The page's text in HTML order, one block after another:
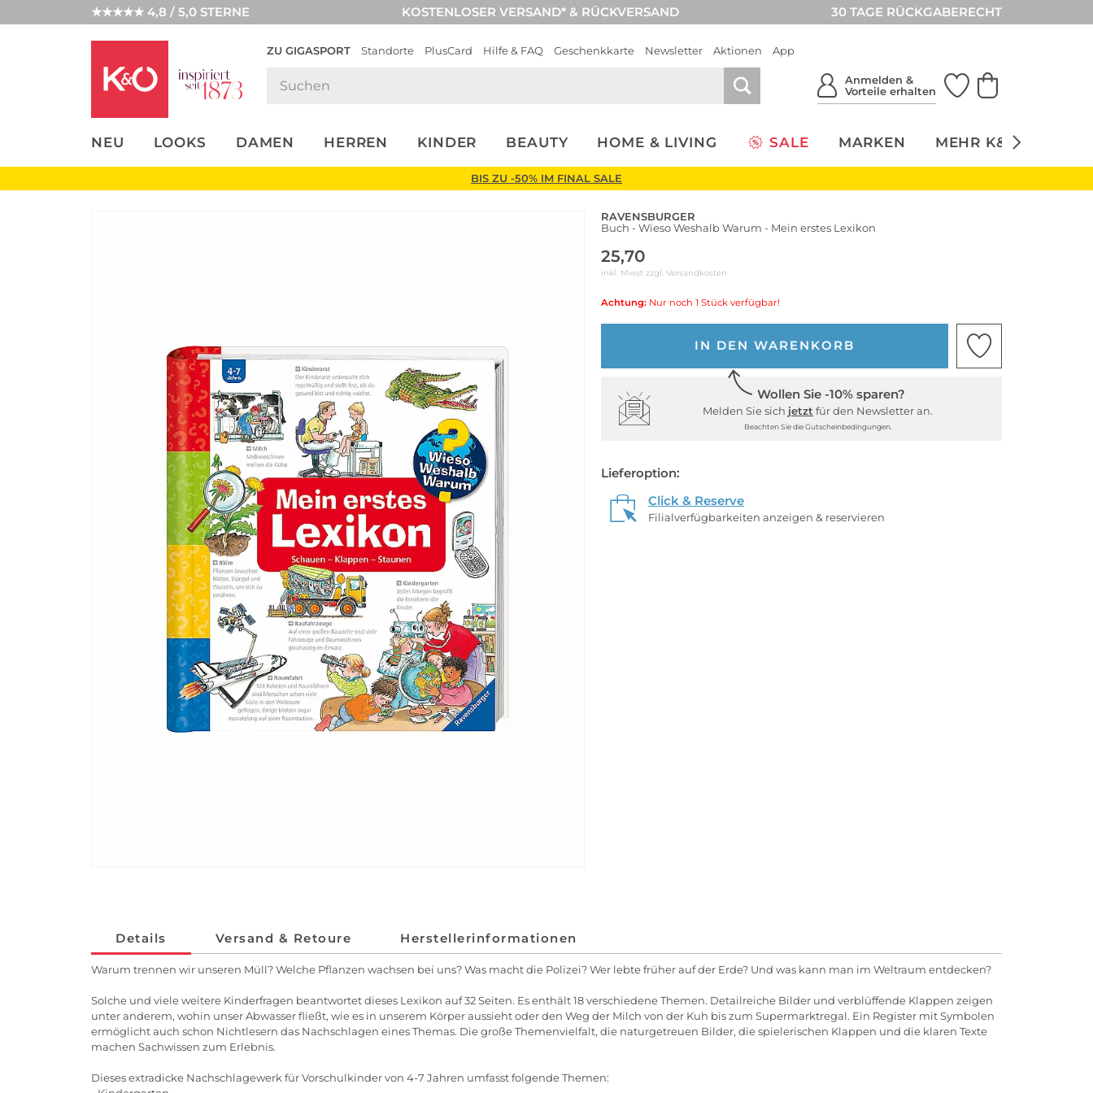
★★★★★ 4,8 / 5,0 STERNE KOSTENLOSER VERSAND* & RÜCKVERSAND 30 TAGE RÜCKGABERECHT
ZU GIGASPORT Standorte PlusCard Hilfe & FAQ Geschenkkarte Newsletter Aktionen App
Anmelden &
Vorteile erhalten
NEU LOOKS DAMEN HERREN KINDER BEAUTY HOME & LIVING SALE MARKEN MEHR K&Ö
UNSERE APP
CLICK &
BIS ZU -50% IM FINAL SALE
RAVENSBURGER
Buch - Wieso Weshalb Warum - Mein erstes Lexikon
25,70
inkl. Mwst zzgl. Versandkosten
Achtung: Nur noch 1 Stück verfügbar!
IN DEN WARENKORB
Wollen Sie -10% sparen?
Melden Sie sich jetzt für den Newsletter an.
Beachten Sie die Gutscheinbedingungen.
Lieferoption:
Click & Reserve
Filialverfügbarkeiten anzeigen & reservieren
Details Versand & Retoure Herstellerinformationen
Warum trennen wir unseren Müll? Welche Pflanzen wachsen bei uns? Was macht die Polizei? Wer lebte früher auf der Erde? Und was kann man im Weltraum entdecken?
Solche und viele weitere Kinderfragen beantwortet dieses Lexikon auf 32 Seiten. Es enthält 18 verschiedene Themen. Detailreiche Bilder und verblüffende Klappen zeigen
unter anderem, wohin unser Abwasser fließt, wie es in unserem Körper aussieht oder den Weg der Milch von der Kuh bis zum Supermarktregal. Ein Register mit Symbolen
ermöglicht auch schon Nichtlesern das Nachschlagen eines Themas. Die große Themenvielfalt, die naturgetreuen Bilder, die spielerischen Klappen und die klaren Texte
machen Sachwissen zum Erlebnis.
Dieses extradicke Nachschlagewerk für Vorschulkinder von 4-7 Jahren umfasst folgende Themen: